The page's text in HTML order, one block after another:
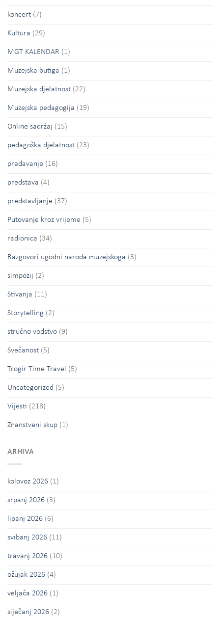
koncert (7)
Kultura (29)
MGT KALENDAR (1)
Muzejska butiga (1)
Muzejska djelatnost (22)
Muzejska pedagogija (19)
Online sadržaj (15)
pedagoška djelatnost (23)
predavanje (16)
predstava (4)
predstavljanje (37)
Putovanje kroz vrijeme (5)
radionica (34)
Razgovori ugodni naroda muzejskoga (3)
simpozij (2)
Stivanja (11)
Storytelling (2)
stručno vodstvo (9)
Svečanost (5)
Trogir Time Travel (5)
Uncategorized (5)
Vijesti (218)
Znanstveni skup (1)
ARHIVA
kolovoz 2026 (1)
srpanj 2026 (3)
lipanj 2026 (6)
svibanj 2026 (11)
travanj 2026 (10)
ožujak 2026 (4)
veljača 2026 (1)
siječanj 2026 (2)